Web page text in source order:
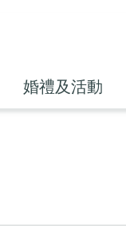
婚禮及活動